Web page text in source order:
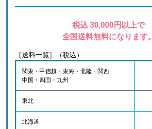
税込 30,000円以上で
全国送料無料になります。
［送料一覧］（税込）
関東・甲信越・東海・北陸・関西
中国・四国・九州
東北
北海道